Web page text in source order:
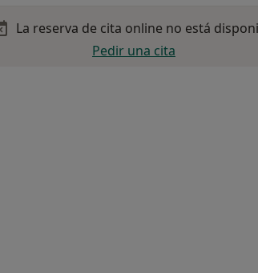
La reserva de cita online no está
Pedir una cita